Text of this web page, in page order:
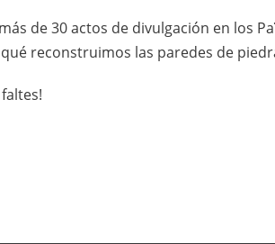
de 30 actos de divulgación en los
reconstruimos las paredes de
faltes!